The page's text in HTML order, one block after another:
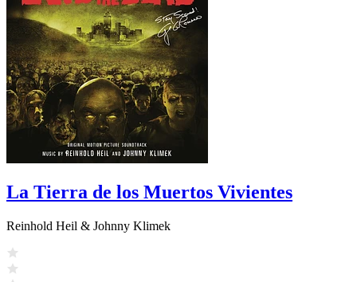
La Tierra de los Muertos Vivientes
Reinhold Heil & Johnny Klimek